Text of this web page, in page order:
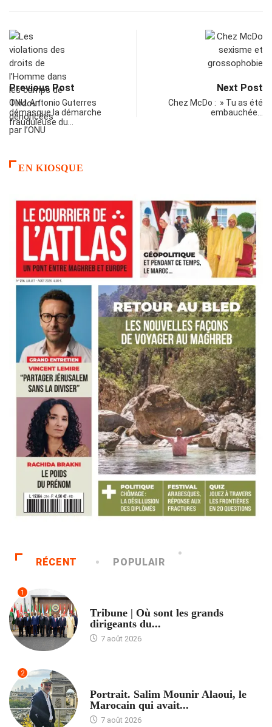
Previous Post
ONU. Antonio Guterres
démasque la démarche
frauduleuse du…
Next Post
Chez McDo : » Tu as été
embauchée…
EN KIOSQUE
RÉCENT POPULAIR
1
Tribune | Où sont les grands
dirigeants du...
7 août 2026
2
Portrait. Salim Mounir Alaoui, le
Marocain qui avait...
7 août 2026